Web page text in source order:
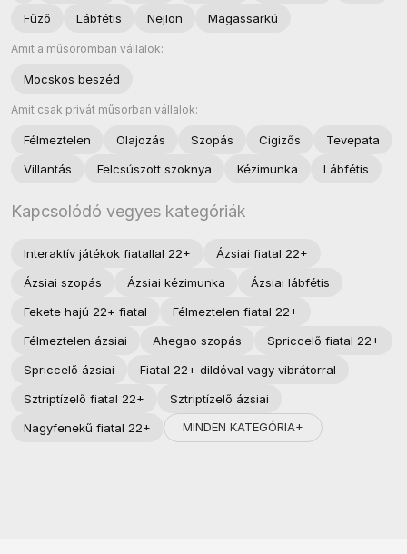
Fűző
Lábfétis Nejlon Magassarkú
Amit a műsoromban vállalok:
Mocskos beszéd
Amit csak privát műsorban vállalok:
Félmeztelen Olajozás Szopás Cigizős
Tevepata
Villantás
Felcsúszott szoknya Kézimunka Lábfétis
Kapcsolódó vegyes kategóriák
Interaktív játékok fiatallal 22+
Ázsiai fiatal 22+
Ázsiai szopás
Ázsiai kézimunka
Ázsiai lábfétis
Fekete hajú 22+ fiatal
Félmeztelen fiatal 22+
Félmeztelen ázsiai
Ahegao szopás
Spriccelő fiatal 22+
Spriccelő ázsiai
Fiatal 22+ dildóval vagy vibrátorral
Sztriptízelő fiatal 22+
Sztriptízelő ázsiai
Nagyfenekű fiatal 22+
MINDEN KATEGÓRIA+